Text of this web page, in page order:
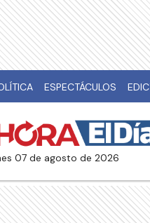
ESPECTÁCULOS
07 de agosto de 2026